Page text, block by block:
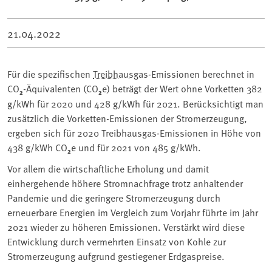
21.04.2022
Für die spezifischen Treibhausgas-Emissionen berechnet in
CO₂-Äquivalenten (CO₂e) beträgt der Wert ohne Vorketten 382
g/kWh für 2020 und 428 g/kWh für 2021. Berücksichtigt man
zusätzlich die Vorketten-Emissionen der Stromerzeugung,
ergeben sich für 2020 Treibhausgas-Emissionen in Höhe von
438 g/kWh CO₂e und für 2021 von 485 g/kWh.
Vor allem die wirtschaftliche Erholung und damit
einhergehende höhere Stromnachfrage trotz anhaltender
Pandemie und die geringere Stromerzeugung durch
erneuerbare Energien im Vergleich zum Vorjahr führte im Jahr
2021 wieder zu höheren Emissionen. Verstärkt wird diese
Entwicklung durch vermehrten Einsatz von Kohle zur
Stromerzeugung aufgrund gestiegener Erdgaspreise.